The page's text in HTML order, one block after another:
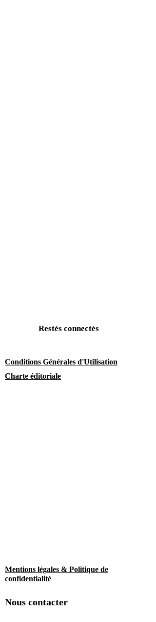
Restés connectés
Conditions Générales d'Utilisation
Charte éditoriale
Mentions légales & Politique de
confidentialité
Nous contacter